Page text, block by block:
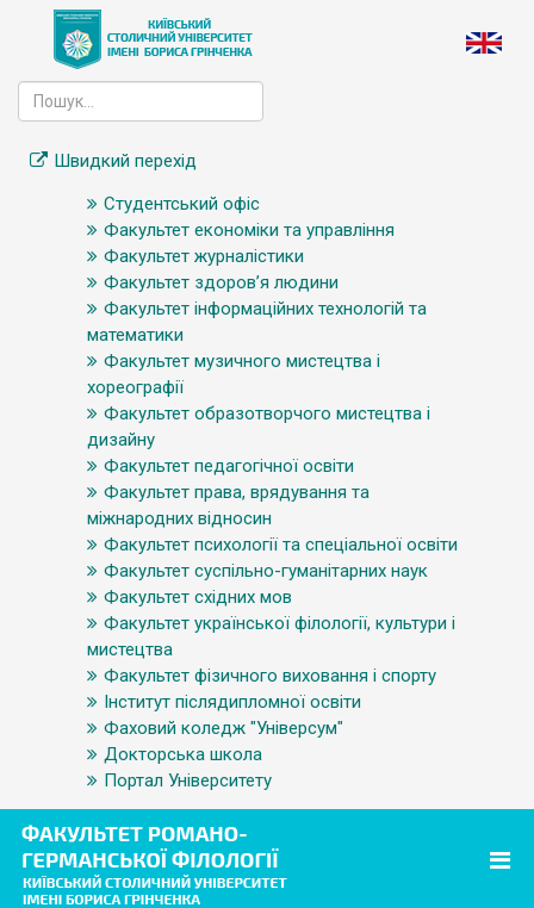
Швидкий перехід
Студентський офіс
Факультет економіки та управління
Факультет журналістики
Факультет здоров’я людини
Факультет інформаційних технологій та
математики
Факультет музичного мистецтва і
хореографії
Факультет образотворчого мистецтва і
дизайну
Факультет педагогічної освіти
Факультет права, врядування та
міжнародних відносин
Факультет психології та спеціальної освіти
Факультет суспільно-гуманітарних наук
Факультет східних мов
Факультет української філології, культури і
мистецтва
Факультет фізичного виховання і спорту
Інститут післядипломної освіти
Фаховий коледж "Універсум"
Докторська школа
Портал Університету